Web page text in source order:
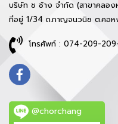
บริษัท ช ช้าง จำกัด (สาขาคลอง
ที่อยู่ 1/34 ถ.กาญจนวนิช ต.คอห
โทรศัพท์ : 074-209-
@chorchang